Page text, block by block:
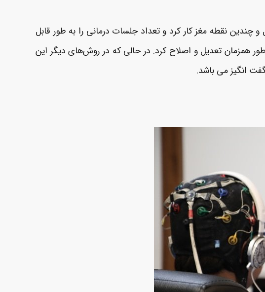
نقطه مغز کار کرد و تعداد جلسات درمانی را به طور قابل
از ۹۰۰ شاخص و نقطه /عدد در مغز را به طور همزمان تعدیل و اصلاح کرد. در حالی که در روش‌های دیگر این
انگیز می باشد.